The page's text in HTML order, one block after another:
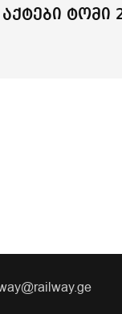
ტომი